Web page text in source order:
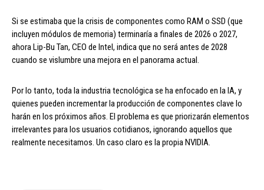
Si se estimaba que la crisis de componentes como RAM o SSD (que
incluyen módulos de memoria) terminaría a finales de 2026 o 2027,
ahora Lip-Bu Tan, CEO de Intel, indica que no será antes de 2028
cuando se vislumbre una mejora en el panorama actual.
Por lo tanto, toda la industria tecnológica se ha enfocado en la IA, y
quienes pueden incrementar la producción de componentes clave lo
harán en los próximos años. El problema es que priorizarán elementos
irrelevantes para los usuarios cotidianos, ignorando aquellos que
realmente necesitamos. Un caso claro es la propia NVIDIA.